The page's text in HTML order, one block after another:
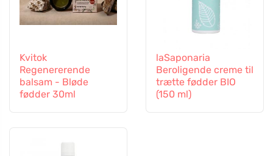
Kvitok
Regenererende
balsam - Bløde
fødder 30ml
laSaponaria
Beroligende creme til
trætte fødder BIO
(150 ml)